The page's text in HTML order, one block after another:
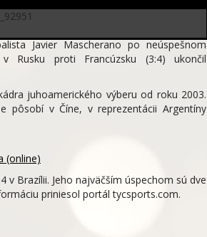
Javier Mascherano po neúspešnom
Rusku proti Francúzsku (3:4) ukončil
juhoamerického výberu od roku 2003.
pôsobí v Číne, v reprezentácii Argentíny
(online)
v Brazílii. Jeho najväčším úspechom sú dve
priniesol portál tycsports.com.